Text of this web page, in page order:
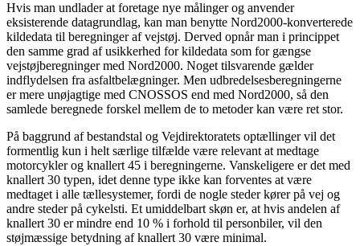
Hvis man undlader at foretage nye målinger og anvender
eksisterende datagrundlag, kan man benytte Nord2000-konverterede
kildedata til beregninger af vejstøj. Derved opnår man i princippet
den samme grad af usikkerhed for kildedata som for gængse
vejstøjberegninger med Nord2000. Noget tilsvarende gælder
indflydelsen fra asfaltbelægninger. Men udbredelsesberegningerne
er mere unøjagtige med CNOSSOS end med Nord2000, så den
samlede beregnede forskel mellem de to metoder kan være ret stor.
På baggrund af bestandstal og Vejdirektoratets optællinger vil det
formentlig kun i helt særlige tilfælde være relevant at medtage
motorcykler og knallert 45 i beregningerne. Vanskeligere er det med
knallert 30 typen, idet denne type ikke kan forventes at være
medtaget i alle tællesystemer, fordi de nogle steder kører på vej og
andre steder på cykelsti. Et umiddelbart skøn er, at hvis andelen af
knallert 30 er mindre end 10 % i forhold til personbiler, vil den
støjmæssige betydning af knallert 30 være minimal.